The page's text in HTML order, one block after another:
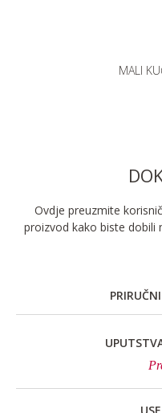
MALI
Ovdje preuzmite
proizvod kako biste dobili